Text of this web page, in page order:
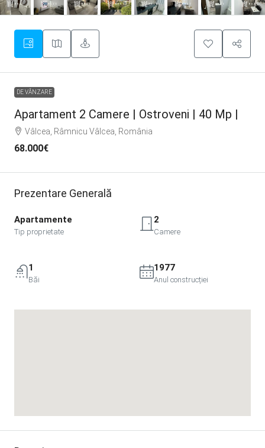
DE VÂNZARE
Apartament 2 Camere | Ostroveni | 40 Mp |
Vâlcea, Râmnicu Vâlcea, România
68.000€
Prezentare Generală
Apartamente
Tip proprietate
2
Camere
1
Băi
1977
Anul construcției